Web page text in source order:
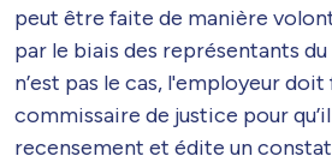
peut être faite de manière
par le biais des représentants
n’est pas le cas, l'employeur
commissaire de justice pour
recensement et édite un